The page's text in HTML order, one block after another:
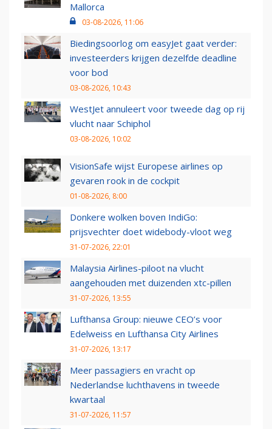
Mallorca
03-08-2026, 11:06
Biedingsoorlog om easyJet gaat verder:
investeerders krijgen dezelfde deadline
voor bod
03-08-2026, 10:43
WestJet annuleert voor tweede dag op rij
vlucht naar Schiphol
03-08-2026, 10:02
VisionSafe wijst Europese airlines op
gevaren rook in de cockpit
01-08-2026, 8:00
Donkere wolken boven IndiGo:
prijsvechter doet widebody-vloot weg
31-07-2026, 22:01
Malaysia Airlines-piloot na vlucht
aangehouden met duizenden xtc-pillen
31-07-2026, 13:55
Lufthansa Group: nieuwe CEO’s voor
Edelweiss en Lufthansa City Airlines
31-07-2026, 13:17
Meer passagiers en vracht op
Nederlandse luchthavens in tweede
kwartaal
31-07-2026, 11:57